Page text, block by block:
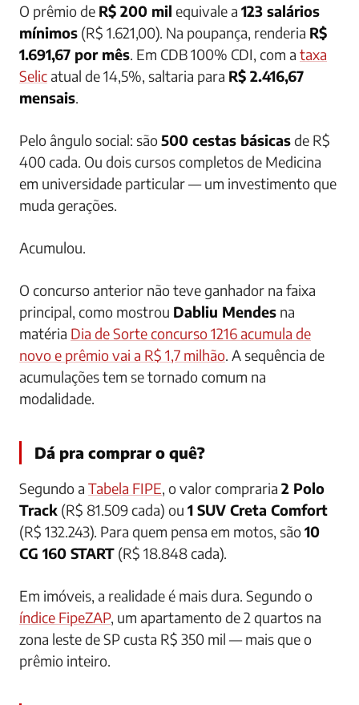
O prêmio de R$ 200 mil equivale a 123 salários
mínimos (R$ 1.621,00). Na poupança, renderia R$
1.691,67 por mês. Em CDB 100% CDI, com a taxa
Selicatual de 14,5%, saltaria para R$ 2.416,67
mensais.
Pelo ângulo social: são500 cestas básicasde R$
400 cada. Ou dois cursos completos de Medicina
em universidade particular — um investimento que
muda gerações.
Acumulou.
O concurso anterior não teve ganhador na faixa
principal, como mostrou Dabliu Mendes na
matéria Dia de Sorte concurso 1216 acumula de
novo e prêmio vai a R$ 1,7 milhão. A sequência de
acumulações tem se tornado comum na
modalidade.
Dá pra comprar o quê?
Segundo a Tabela FIPE, o valor compraria 2 Polo
Track (R$ 81.509 cada) ou 1 SUV Creta Comfort
(R$ 132.243). Para quem pensa em motos, são10
CG 160 START (R$ 18.848 cada).
Em imóveis, a realidade é mais dura. Segundo o
índice FipeZAP, um apartamento de 2 quartos na
zona leste de SP custa R$ 350 mil — mais que o
prêmio inteiro.